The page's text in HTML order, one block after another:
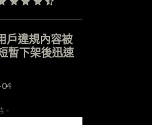
戶違規內容被
暫下架後迅速
-